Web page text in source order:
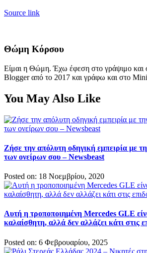
Source link
Θώμη Κόρσου
Είμαι η Θώμη. Έχω έφεση στο γράψιμο και
Blogger από το 2017 και γράφω και στο
You May Also Like
Ζήσε την απόλυτη οδηγική εμπειρία με
των ονείρων σου – Newsbeast
Posted on: 18 Νοεμβρίου, 2020
Αυτή η τροποποιημένη Mercedes GLE
καλαίσθητη, αλλά δεν αλλάζει κάτι στις
Posted on: 6 Φεβρουαρίου, 2025